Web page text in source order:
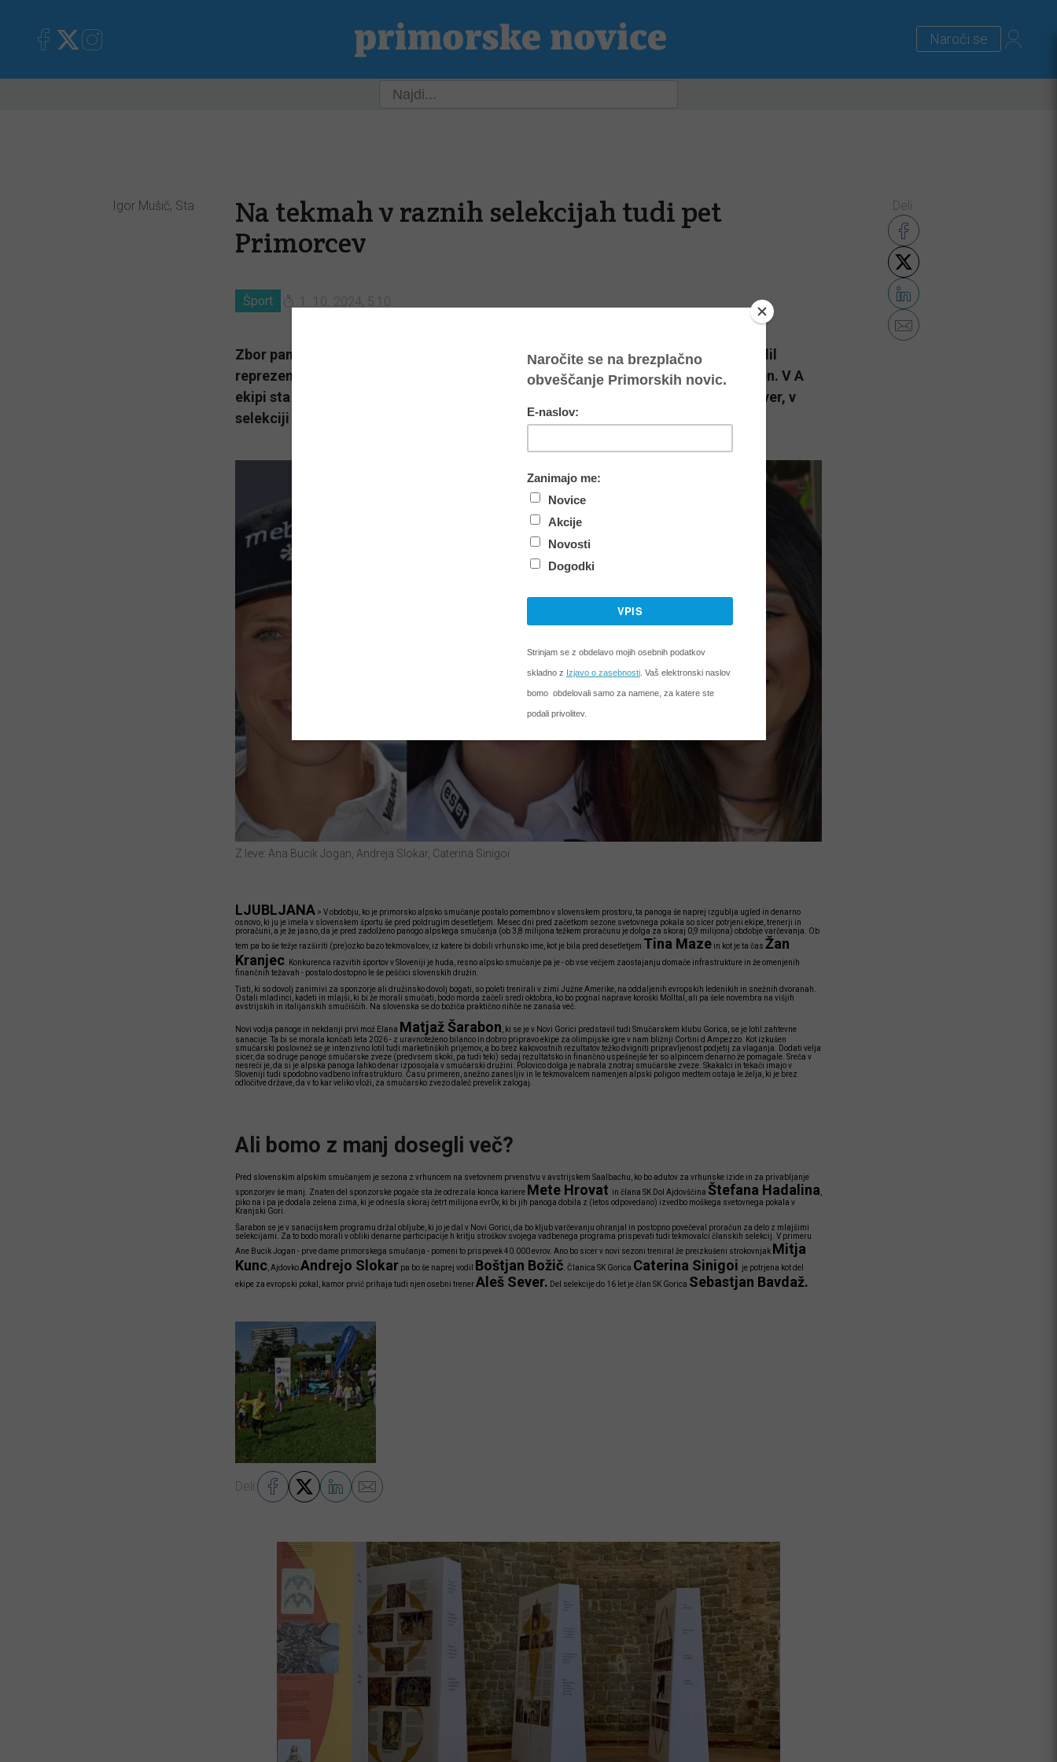
Naroči se
Slovenija
Igor Mušič, Sta
Na tekmah v raznih selekcijah tudi pet
Primorcev
Šport 1. 10. 2024, 5:10
Zbor panoge za alpsko smučanje pri Smučarski zvezi Slovenije je pred dnevi potrdil
reprezentančne ekipe za novo sezono. V različnih selekcijah je pet primorskih imen. V A
ekipi sta Ana Bucik Jogan in Andreja Slokar, v B Caterina Sinigoi in trener Aleš Sever, v
selekciji U-16 pa je Sebastjan Bavdaž.
Z leve: Ana Bucik Jogan, Andreja Slokar, Caterina Sinigoi
LJUBLJANA > V obdobju, ko je primorsko alpsko smučanje postalo pomembno v slovenskem prostoru, ta panoga še naprej izgublja ugled in denarno
osnovo, ki ju je imela v slovenskem športu še pred poldrugim desetletjem. Mesec dni pred začetkom sezone svetovnega pokala so sicer potrjeni ekipe, trenerji in
proračuni, a je že jasno, da je pred zadolženo panogo alpskega smučanja (ob 3,8 milijona težkem proračunu je dolga za skoraj 0,9 milijona) obdobje varčevanja. Ob
tem pa bo še težje razširiti (pre)ozko bazo tekmovalcev, iz katere bi dobili vrhunsko ime, kot je bila pred desetletjem Tina Mazein kot je ta čas Žan
Kranjec. Konkurenca razvitih športov v Sloveniji je huda, resno alpsko smučanje pa je - ob vse večjem zaostajanju domače infrastrukture in že omenjenih
finančnih težavah - postalo dostopno le še peščici slovenskih družin.
Tisti, ki so dovolj zanimivi za sponzorje ali družinsko dovolj bogati, so poleti trenirali v zimi Južne Amerike, na oddaljenih evropskih ledenikih in snežnih dvoranah.
Ostali mladinci, kadeti in mlajši, ki bi že morali smučati, bodo morda začeli sredi oktobra, ko bo pognal naprave koroški Mölltal, ali pa šele novembra na višjih
avstrijskih in italijanskih smučiščih. Na slovenska se do božiča praktično nihče ne zanaša več.
Novi vodja panoge in nekdanji prvi mož Elana Matjaž Šarabon, ki se je v Novi Gorici predstavil tudi Smučarskem klubu Gorica, se je lotil zahtevne
sanacije. Ta bi se morala končati leta 2026 - z uravnoteženo bilanco in dobro pripravo ekipe za olimpijske igre v nam bližnji Cortini d Ampezzo. Kot izkušen
smučarski poslovnež se je intenzivno lotil tudi marketinških prijemov, a bo brez kakovostnih rezultatov težko dvigniti pripravljenost podjetij za vlaganja. Dodati velja
sicer, da so druge panoge smučarske zveze (predvsem skoki, pa tudi teki) sedaj rezultatsko in finančno uspešnejše ter so alpincem denarno že pomagale. Sreča v
nesreči je, da si je alpska panoga lahko denar izposojala v smučarski družini. Polovico dolga je nabrala znotraj smučarske zveze. Skakalci in tekači imajo v
Sloveniji tudi spodobno vadbeno infrastrukturo. Času primeren, snežno zanesljiv in le tekmovalcem namenjen alpski poligon medtem ostaja le želja, ki je brez
odločitve države, da v to kar veliko vloži, za smučarsko zvezo daleč prevelik zalogaj.
Ali bomo z manj dosegli več?
Pred slovenskim alpskim smučanjem je sezona z vrhuncem na svetovnem prvenstvu v avstrijskem Saalbachu, ko bo adutov za vrhunske izide in za privabljanje
sponzorjev še manj. Znaten del sponzorske pogače sta že odrezala konca kariere Mete Hrovat in člana SK Dol Ajdovščina Štefana Hadalina,
piko na i pa je dodala zelena zima, ki je odnesla skoraj četrt milijona evr0v, ki bi jih panoga dobila z (letos odpovedano) izvedbo moškega svetovnega pokala v
Kranjski Gori.
Šarabon se je v sanacijskem programu držal obljube, ki jo je dal v Novi Gorici, da bo kljub varčevanju ohranjal in postopno povečeval proračun za delo z mlajšimi
selekcijami. Za to bodo morali v obliki denarne participacije h kritju stroškov svojega vadbenega programa prispevati tudi tekmovalci članskih selekcij. V primeru
Ane Bucik Jogan - prve dame primorskega smučanja - pomeni to prispevek 40.000 evrov. Ano bo sicer v novi sezoni treniral že preizkušeni strokovnjak Mitja
Kunc, AjdovkoAndrejo Slokar pa bo še naprej vodil Boštjan Božič. Članica SK Gorica Caterina Sinigoi je potrjena kot del
ekipe za evropski pokal, kamor prvič prihaja tudi njen osebni trenerAleš Sever. Del selekcije do 16 let je član SK Gorica Sebastjan Bavdaž.
Deli:
Deli: